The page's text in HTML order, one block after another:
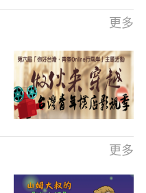
更多
更多